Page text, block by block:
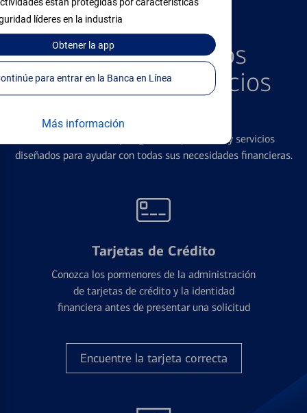
están protegidas por características
líderes en la industria
Obtenerla app
Continúe para entrar en la Banca en Línea
Más información
Explore Nuestros
Productos y Servicios
Ofrecemos una amplia gama de productos y servicios
diseñados para ayudar con todas sus necesidades financieras.
Tarjetas de Crédito
Conozca los pormenores de la administración
de tarjetas de crédito y la identidad
financiera antes de presentar una solicitud
Encuentre la tarjeta correcta